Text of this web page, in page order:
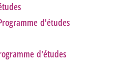
d'études
d'études